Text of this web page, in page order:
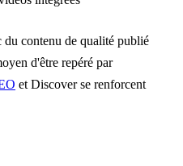
contenu de qualité publié
d'être repéré par
et Discover se renforcent